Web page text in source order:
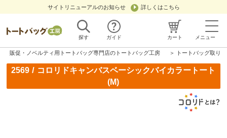
サイトリニューアルのお知らせ 詳しくはこちら
探す ガイド カート メニュー
販促・ノベルティ用トートバッグ専門店のトートバッグ工房 ＞ トートバッグ取り
2569 / コロリドキャンバスベーシックバイカラートート
(M)